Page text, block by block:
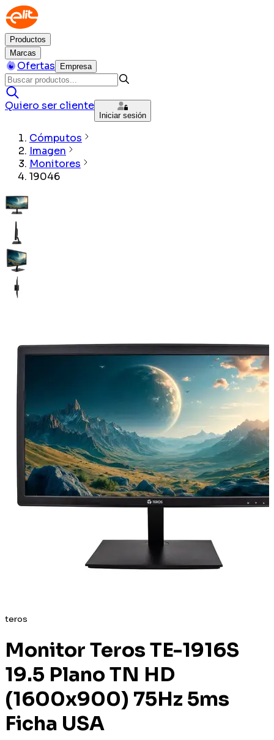
Productos
Marcas
Ofertas Empresa
Quiero ser cliente
Iniciar sesión
Cómputos
Imagen
Monitores
19046
teros
Monitor Teros TE-1916S
19.5 Plano TN HD
(1600x900) 75Hz 5ms
Ficha USA